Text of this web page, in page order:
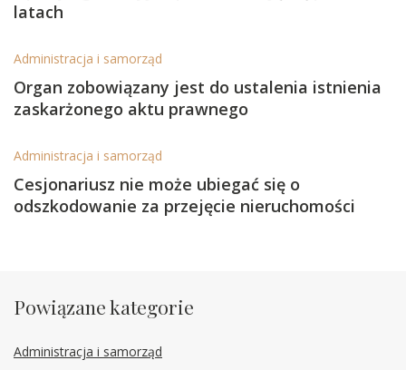
latach
Administracja i samorząd
Organ zobowiązany jest do ustalenia istnienia
zaskarżonego aktu prawnego
Administracja i samorząd
Cesjonariusz nie może ubiegać się o
odszkodowanie za przejęcie nieruchomości
Powiązane kategorie
Administracja i samorząd